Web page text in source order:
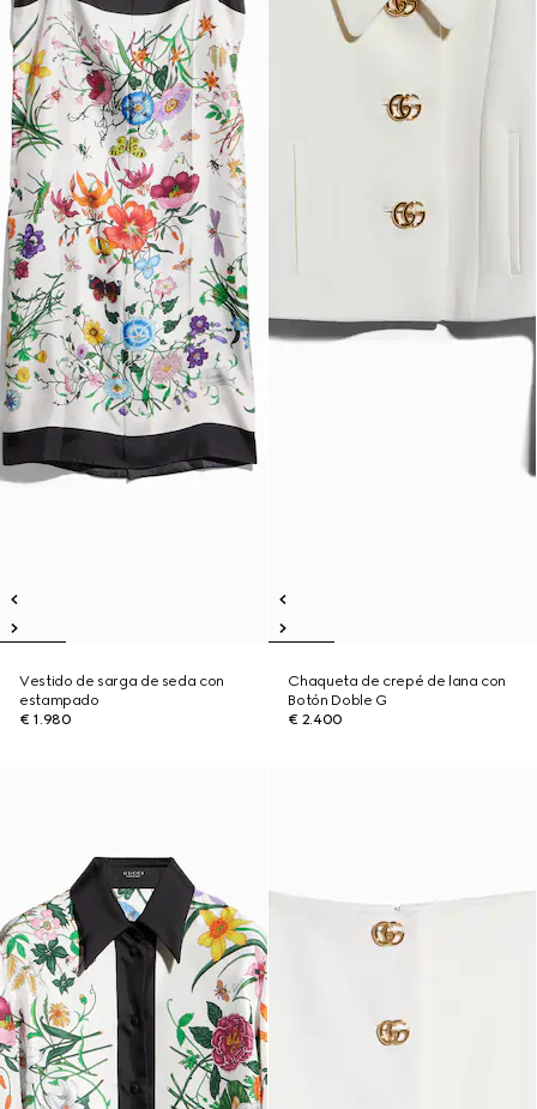
Vestido de sarga de seda con
estampado
€ 1.980
Chaqueta de crepé de lana con
Botón Doble G
€ 2.400